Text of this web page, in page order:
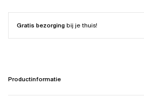
Gratis bezorgingbij je thuis!
Productinformatie